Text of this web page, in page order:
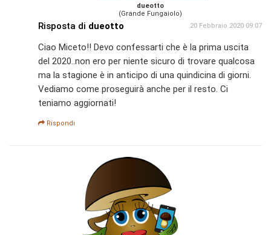
dueotto
(Grande Fungaiolo)
Risposta di dueotto 20 Febbraio 2020 09:07
Ciao Miceto!! Devo confessarti che è la prima uscita
del 2020..non ero per niente sicuro di trovare qualcosa
ma la stagione è in anticipo di una quindicina di giorni.
Vediamo come proseguirà anche per il resto. Ci
teniamo aggiornati!
Rispondi